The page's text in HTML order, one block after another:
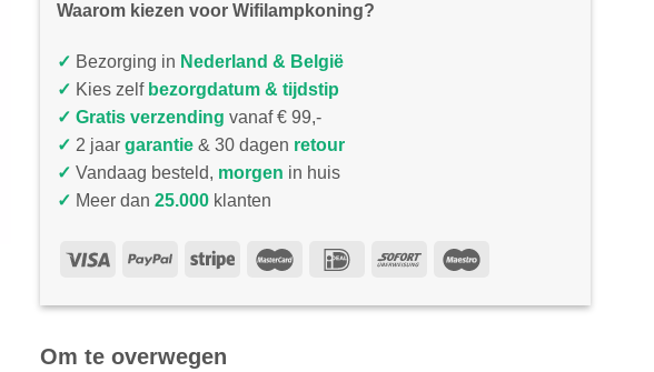
Waarom kiezen voor Wifilampkoning?
✓ Bezorging in Nederland & België
✓ Kies zelf bezorgdatum & tijdstip
✓ Gratis verzending vanaf € 99,-
✓ 2 jaar garantie & 30 dagen retour
✓ Vandaag besteld, morgen in huis
✓ Meer dan 25.000 klanten
Om te overwegen